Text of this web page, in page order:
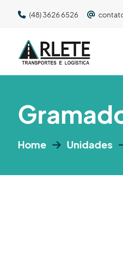
(48) 3626 6526
Gramad
Home Unidades